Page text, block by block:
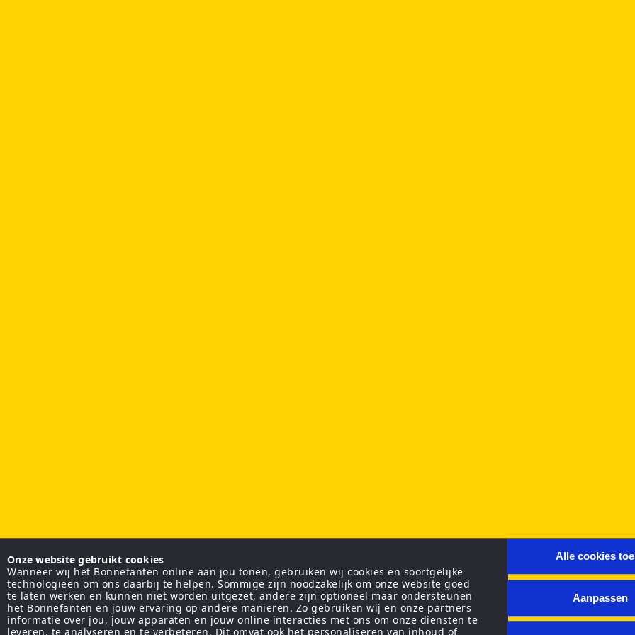
Onze website gebruikt cookies
Wanneer wij het Bonnefanten online aan jou tonen, gebruiken wij cookies en soortgelijke
technologieën om ons daarbij te helpen. Sommige zijn noodzakelijk om onze website goed
te laten werken en kunnen niet worden uitgezet, andere zijn optioneel maar ondersteunen
het Bonnefanten en jouw ervaring op andere manieren. Zo gebruiken wij en onze partners
informatie over jou, jouw apparaten en jouw online interacties met ons om onze diensten te
leveren, te analyseren en te verbeteren. Dit omvat ook het personaliseren van inhoud of
Alle cookies
Aanpassen